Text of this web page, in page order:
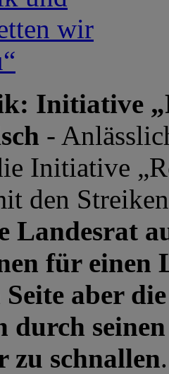
Initiative
-
Initiative
den
Landesrat
für einen
Seite aber
durch
zu schnallen.